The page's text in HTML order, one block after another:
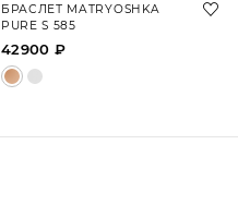
БРАСЛЕТ MATRYOSHKA
PURE S 585
42900 ₽